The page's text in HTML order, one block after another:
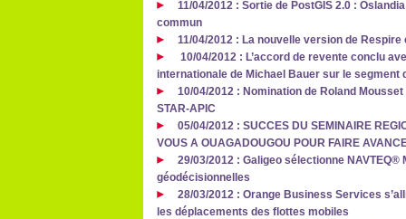
11/04/2012 : Sortie de PostGIS 2.0 :
commun
11/04/2012 : La nouvelle version de Respire
10/04/2012 : L’accord de revente conclu
internationale de Michael Bauer sur le segment
10/04/2012 : Nomination de Roland
STAR-APIC
05/04/2012 : SUCCES DU SEMINAIRE
VOUS A OUAGADOUGOU POUR FAIRE
29/03/2012 : Galigeo sélectionne
géodécisionnelles
28/03/2012 : Orange Business Services
les déplacements des flottes mobiles